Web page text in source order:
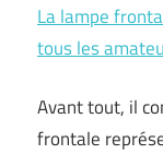
La lampe
tous les
Avant tout, il
frontale